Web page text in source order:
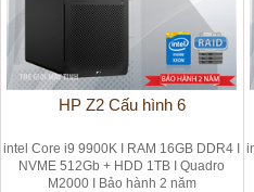
HP Z2 Cấu hình 6
intel Core i9 9900K I RAM 16GB DDR4 I
NVME 512Gb + HDD 1TB I Quadro
M2000 I Bảo hành 2 năm